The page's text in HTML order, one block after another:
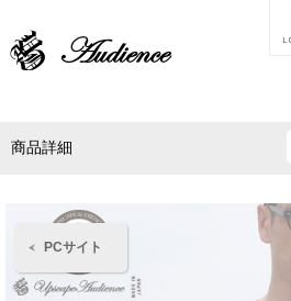
PCサイト
商品詳細